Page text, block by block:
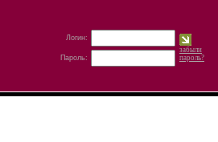
Логин:
Пароль:
забыли
пароль?